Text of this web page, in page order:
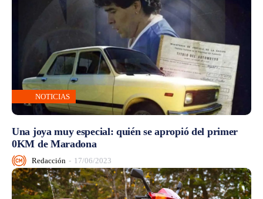
NOTICIAS
Una joya muy especial: quién se apropió del primer
0KM de Maradona
Redacción - 17/06/2023